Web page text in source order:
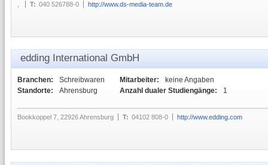
T: 040 526788-0 http://www.ds-media-team.de
edding International GmbH
Branchen:
Schreibwaren
Standorte:
Ahrensburg
Mitarbeiter:
keine Angaben
Anzahl dualer Studiengänge:
1
Bookkoppel 7, 22926 Ahrensburg T: 04102 808-0 http://www.edding.com